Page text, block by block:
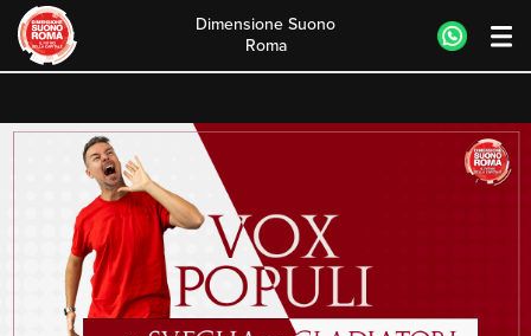
content
Dimensione Suono
Roma